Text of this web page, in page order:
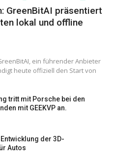
GreenBitAI präsentiert
lokal und offline
ein führender Anbieter
heute offiziell den Start von
tritt mit Porsche bei den
mit GEEKVP an.
der 3D-
Autos